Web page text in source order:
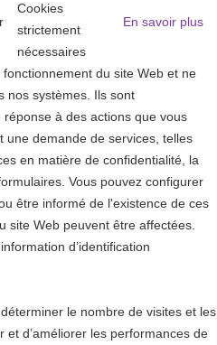
En savoir plus
Cookies
strictement
nécessaires
du site Web et ne
nos systèmes. Ils sont
à des actions que vous
une demande de services, telles
en matière de confidentialité, la
Vous pouvez configurer
être informé de l'existence de ces
site Web peuvent être affectées.
d’identification
le nombre de visites et les
d’améliorer les performances de